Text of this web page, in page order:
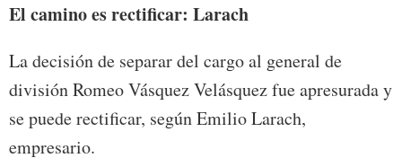
El camino es rectificar: Larach
La decisión de separar del cargo al general de
división Romeo Vásquez Velásquez fue apresurada y
se puede rectificar, según Emilio Larach,
empresario.